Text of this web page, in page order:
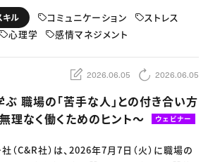
事情
ム トップ
からのお知らせ
キル コミュニケーション
ストレス
心理学 感情マネジメント
2026.06.05 2026.06.05
職場の「苦手な人」との付き合い方
理なく働くためのヒント〜
ウェビナー
社（C&R社）は、2026年7月7日（火）に職場の